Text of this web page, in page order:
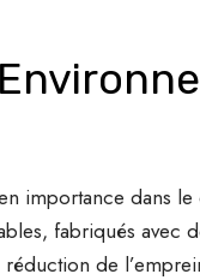
importance dans
fabriqués
de